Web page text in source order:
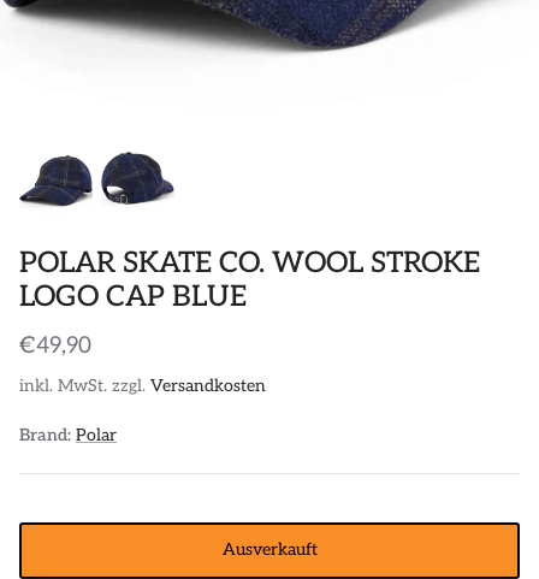
POLOS
STICKER
POLAR SKATE CO. WOOL STROKE
LOGO CAP BLUE
€49,90
inkl. MwSt. zzgl. Versandkosten
Brand: Polar
Ausverkauft